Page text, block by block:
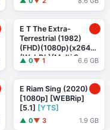
E T The Extra-
Terrestrial (1982)
(FHD)(1080p)(x264)
(WebDL)(Multi 9
▲ 0▼ 1 6.6 GB
E Riam Sing (2020)
[1080p] [WEBRip]
[5.1] [YTS]
▲ 0▼ 3 1.9 GB